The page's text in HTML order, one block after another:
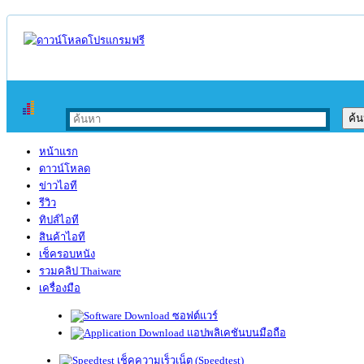
หน้าแรก
ดาวน์โหลด
ข่าวไอที
รีวิว
ทิปส์ไอที
สินค้าไอที
เช็ครอบหนัง
รวมคลิป Thaiware
เครื่องมือ
ซอฟต์แวร์
แอปพลิเคชันบนมือถือ
เช็คความเร็วเน็ต (Speedtest)